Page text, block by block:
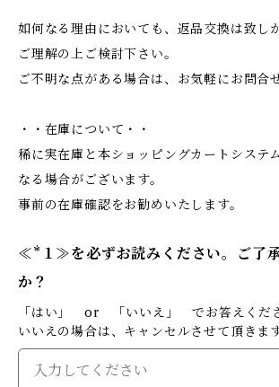
如何なる理由においても、返品交換は致し
ご理解の上ご検討下さい。
ご不明な点がある場合は、お気軽にお問合
・・在庫について・・
稀に実在庫と本ショッピングカートシステ
なる場合がございます。
事前の在庫確認をお勧めいたします。
≪*１≫を必ずお読みください。ご了
か？
「はい」 or 「いいえ」 でお答えくださ
いいえの場合は、キャンセルさせて頂きま